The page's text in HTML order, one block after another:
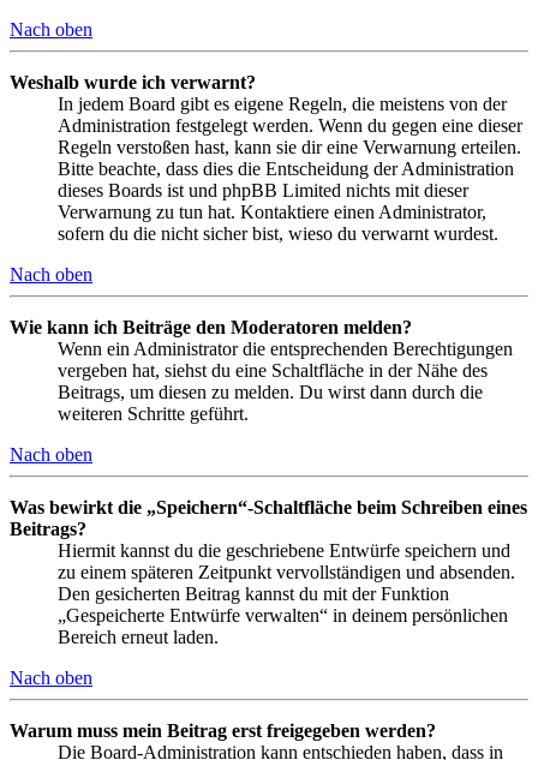
Nach oben
Weshalb wurde ich verwarnt?
In jedem Board gibt es eigene Regeln, die meistens von der
Administration festgelegt werden. Wenn du gegen eine dieser
Regeln verstoßen hast, kann sie dir eine Verwarnung erteilen.
Bitte beachte, dass dies die Entscheidung der Administration
dieses Boards ist und phpBB Limited nichts mit dieser
Verwarnung zu tun hat. Kontaktiere einen Administrator,
sofern du die nicht sicher bist, wieso du verwarnt wurdest.
Nach oben
Wie kann ich Beiträge den Moderatoren melden?
Wenn ein Administrator die entsprechenden Berechtigungen
vergeben hat, siehst du eine Schaltfläche in der Nähe des
Beitrags, um diesen zu melden. Du wirst dann durch die
weiteren Schritte geführt.
Nach oben
Was bewirkt die „Speichern“-Schaltfläche beim Schreiben eines
Beitrags?
Hiermit kannst du die geschriebene Entwürfe speichern und
zu einem späteren Zeitpunkt vervollständigen und absenden.
Den gesicherten Beitrag kannst du mit der Funktion
„Gespeicherte Entwürfe verwalten“ in deinem persönlichen
Bereich erneut laden.
Nach oben
Warum muss mein Beitrag erst freigegeben werden?
Die Board-Administration kann entschieden haben, dass in